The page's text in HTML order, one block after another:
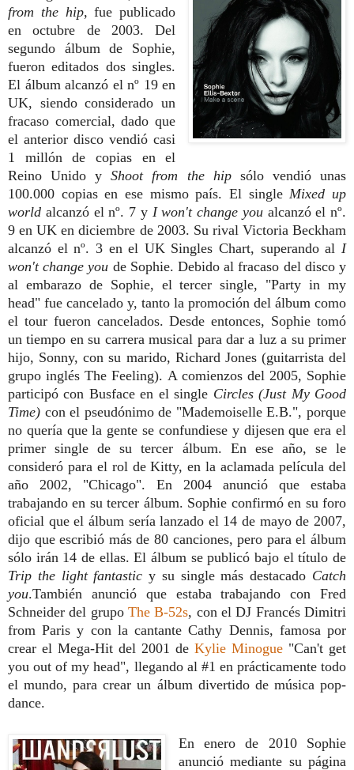
from the hip, fue publicado
en octubre de 2003. Del
segundo álbum de Sophie,
fueron editados dos singles.
El álbum alcanzó el nº 19 en
UK, siendo considerado un
fracaso comercial, dado que
el anterior disco vendió casi
1 millón de copias en el
Reino Unido yShoot from the hipsólo vendió unas
100.000 copias en ese mismo país. El single Mixed up
world alcanzó el nº. 7 y I won't change youalcanzó el nº.
9 en UK en diciembre de 2003. Su rival Victoria Beckham
alcanzó el nº. 3 en el UK Singles Chart, superando al I
won't change you de Sophie. Debido al fracaso del disco y
al embarazo de Sophie, el tercer single, "Party in my
head" fue cancelado y, tanto la promoción del álbum como
el tour fueron cancelados. Desde entonces, Sophie tomó
un tiempo en su carrera musical para dar a luz a su primer
hijo, Sonny, con su marido, Richard Jones (guitarrista del
grupo inglés The Feeling). A comienzos del 2005, Sophie
participó con Busface en el single Circles (Just My Good
Time) con el pseudónimo de "Mademoiselle E.B.", porque
no quería que la gente se confundiese y dijesen que era el
primer single de su tercer álbum. En ese año, se le
consideró para el rol de Kitty, en la aclamada película del
año 2002, "Chicago". En 2004 anunció que estaba
trabajando en su tercer álbum. Sophie confirmó en su foro
oficial que el álbum sería lanzado el 14 de mayo de 2007,
dijo que escribió más de 80 canciones, pero para el álbum
sólo irán 14 de ellas. El álbum se publicó bajo el título de
Trip the light fantasticy su single más destacado Catch
you.También anunció que estaba trabajando con Fred
Schneider del grupo The B-52s, con el DJ Francés Dimitri
from Paris y con la cantante Cathy Dennis, famosa por
crear el Mega-Hit del 2001 de Kylie Minogue "Can't get
you out of my head", llegando al #1 en prácticamente todo
el mundo, para crear un álbum divertido de música pop-
dance.
En enero de 2010 Sophie
anunció mediante su página